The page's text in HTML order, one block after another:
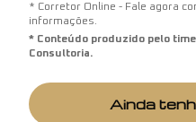
* Corretor Online - Fale agora
informações.
* Conteúdo produzido pelo
Consultoria.
Ainda